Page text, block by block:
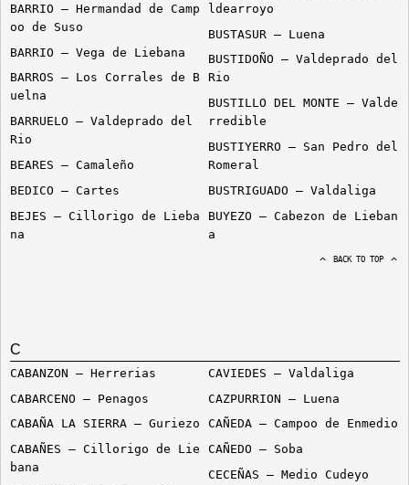
BARRIO – Hermandad de Camp
oo de Suso
BARRIO – Vega de Liebana
BARROS – Los Corrales de B
uelna
BARRUELO – Valdeprado del
Rio
BEARES – Camaleño
BEDICO – Cartes
BEJES – Cillorigo de Lieba
na
ldearroyo
BUSTASUR – Luena
BUSTIDOÑO – Valdeprado del
Rio
BUSTILLO DEL MONTE – Valde
rredible
BUSTIYERRO – San Pedro del
Romeral
BUSTRIGUADO – Valdaliga
BUYEZO – Cabezon de Lieban
a
BACK TO TOP
C
CABANZON – Herrerias
CABARCENO – Penagos
CABAÑA LA SIERRA – Guriezo
CABAÑES – Cillorigo de Lie
bana
CAVIEDES – Valdaliga
CAZPURRION – Luena
CAÑEDA – Campoo de Enmedio
CAÑEDO – Soba
CECEÑAS – Medio Cudeyo